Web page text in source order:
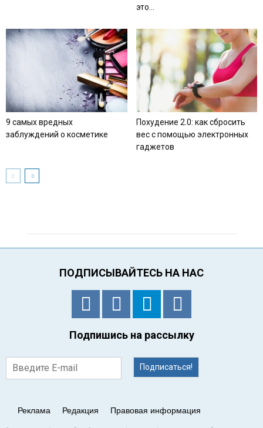
это...
9 самых вредных
заблуждений о косметике
Похудение 2.0: как сбросить
вес с помощью электронных
гаджетов
ПОДПИСЫВАЙТЕСЬ НА НАС
Подпишись на рассылку
Подписаться!
Реклама Редакция Правовая информация